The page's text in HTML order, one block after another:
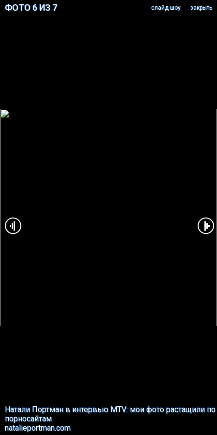
ФОТО 6 ИЗ 7 закрыть
cлайд-шоу
Натали Портман в интервью MTV: мои фото растащили по
порносайтам
natalieportman.com